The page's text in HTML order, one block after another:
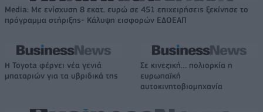
Media: Με ενίσχυση 8 εκατ. ευρώ σε 451 επιχειρήσεις ξεκίνησε το
πρόγραμμα στήριξης- Κάλυψη εισφορών ΕΔΟΕΑΠ
Η Toyota φέρνει νέα γενιά
μπαταριών για τα υβριδικά της
Σε κινεζική… πολιορκία η
ευρωπαϊκή
αυτοκινητοβιομηχανία